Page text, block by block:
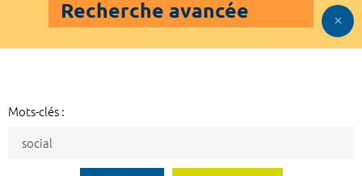
Recherche avancée
Mots-clés :